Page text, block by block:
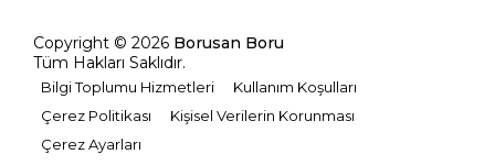
Copyright © 2026 Borusan Boru
Tüm Hakları Saklıdır.
Bilgi Toplumu Hizmetleri
Kullanım Koşulları
Çerez Politikası
Kişisel Verilerin Korunması
Çerez Ayarları